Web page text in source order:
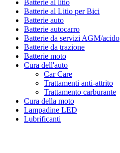
Batterie al litio
Batterie al Litio per Bici
Batterie auto
Batterie autocarro
Batterie da servizi AGM/acido
Batterie da trazione
Batterie moto
Cura dell'auto
Car Care
Trattamenti anti-attrito
Trattamento carburante
Cura della moto
Lampadine LED
Lubrificanti